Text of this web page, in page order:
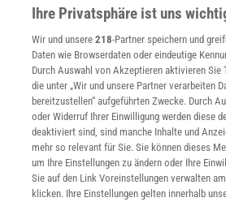
Angebote für Institutionen
Sprachen lernen mit Gymglish
Lexika
Für Spektrum schreiben
Zugänglichkeitserklärung
WEBSEITEN
KielSCN
Wissenschaft in die Schulen
SciLogs
Ihre Privatsphäre ist uns
Wir und unsere218-Partner speichern und
Daten wie Browserdaten oder eindeutige
Durch Auswahl von Akzeptieren aktivieren Sie
die unter „Wir und unsere Partner verarbeiten
bereitzustellen“ aufgeführten Zwecke. Durch
oder Widerruf Ihrer Einwilligung werden diese
deaktiviert sind, sind manche Inhalte und
mehr so relevant für Sie. Sie können dieses
um Ihre Einstellungen zu ändern oder Ihre
Sie auf den Link Voreinstellungen verwalten
klicken. Ihre Einstellungen gelten innerhalb